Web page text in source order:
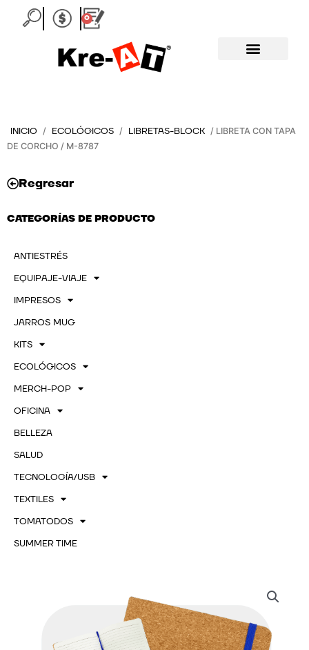
0
Carrito
INICIO / ECOLÓGICOS / LIBRETAS-BLOCK / LIBRETA CON TAPA
DE CORCHO / M-8787
Regresar
CATEGORÍAS DE PRODUCTO
ANTIESTRÉS
EQUIPAJE-VIAJE
IMPRESOS
JARROS MUG
KITS
ECOLÓGICOS
MERCH-POP
OFICINA
BELLEZA
SALUD
TECNOLOGÍA/USB
TEXTILES
TOMATODOS
SUMMER TIME